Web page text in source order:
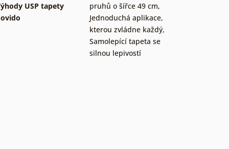
USP tapety
pruhů o šířce 49 cm,
Jednoduchá aplikace,
kterou zvládne každý,
Samolepící tapeta se
silnou lepivostí